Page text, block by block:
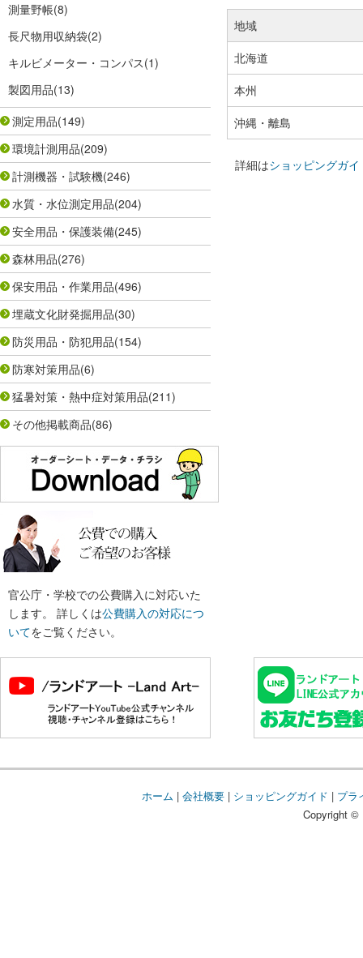
測量野帳(8)
長尺物用収納袋(2)
キルビメーター・コンパス(1)
製図用品(13)
測定用品(149)
環境計測用品(209)
計測機器・試験機(246)
水質・水位測定用品(204)
安全用品・保護装備(245)
森林用品(276)
保安用品・作業用品(496)
埋蔵文化財発掘用品(30)
防災用品・防犯用品(154)
防寒対策用品(6)
猛暑対策・熱中症対策用品(211)
その他掲載商品(86)
官公庁・学校での公費購入に対応いた
します。 詳しくは公費購入の対応につ
いてをご覧ください。
地域
北海道
本州
沖縄・離島
詳細はショッピングガイ
ホーム | 会社概要| ショッピングガイド | プラ
Copyright ©